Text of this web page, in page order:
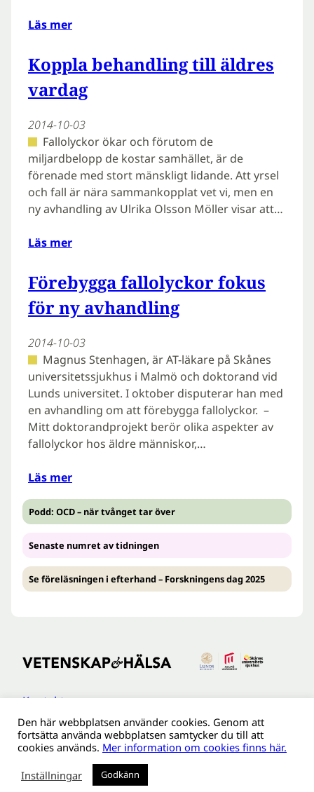
Läs mer
Koppla behandling till äldres
vardag
2014-10-03
Fallolyckor ökar och förutom de
miljardbelopp de kostar samhället, är de
förenade med stort mänskligt lidande. Att yrsel
och fall är nära sammankopplat vet vi, men en
ny avhandling av Ulrika Olsson Möller visar att…
Läs mer
Förebygga fallolyckor fokus
för ny avhandling
2014-10-03
Magnus Stenhagen, är AT-läkare på Skånes
universitetssjukhus i Malmö och doktorand vid
Lunds universitet. I oktober disputerar han med
en avhandling om att förebygga fallolyckor. –
Mitt doktorandprojekt berör olika aspekter av
fallolyckor hos äldre människor,…
Läs mer
Podd: OCD – när tvånget tar över
Senaste numret av tidningen
Se föreläsningen i efterhand – Forskningens dag 2025
Kontakt
Tillgänglighetsredogöreldse
Om webbplatsen
Behandling av personuppgifter
Den här webbplatsen använder cookies. Genom att
fortsätta använda webbplatsen samtycker du till att
cookies används. Mer information om cookies finns här.
Inställningar
Godkänn